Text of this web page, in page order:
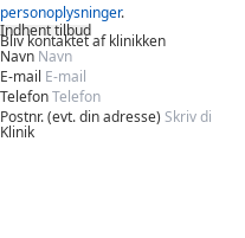
personoplysninger.
Indhent tilbud
Bliv kontaktet af klinikken
Navn
E-mail
Telefon
Postnr. (evt. din adresse)
Klinik